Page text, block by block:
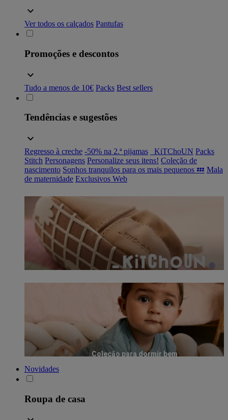
Ver todos os calçados Pantufas
Promoções e descontos
Tudo a menos de 10€ Packs Best sellers
Tendências e sugestões
Regresso à creche -50% na 2.ª pijamas _KiTChoUN Packs
Stitch Personagens Personalize seus itens! Coleção de
nascimento Sonhos tranquilos para os mais pequenos 💤 Mala
de maternidade Exclusivos Web
Coleção para dormir bem
Novidades
Roupa de casa